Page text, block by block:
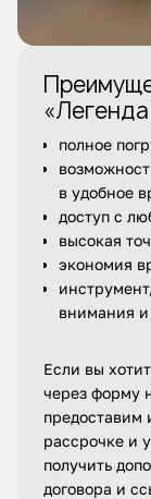
полное
в удобное
доступ с
высокая
экономия
внимания и
Если вы
через форму
предоставим
рассрочке и
получить
договора и